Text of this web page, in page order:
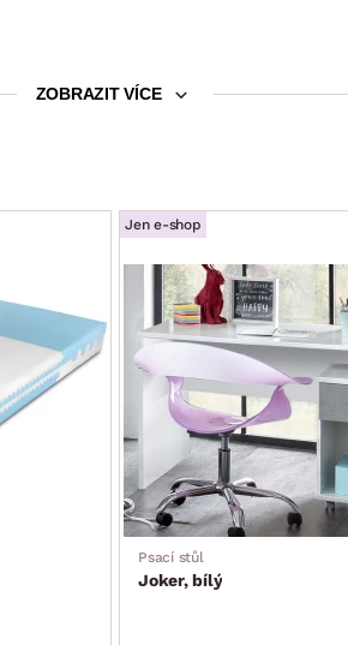
produkt
ZOBRAZIT VÍCE
Jen e-shop
Psací stůl
Joker, bílý